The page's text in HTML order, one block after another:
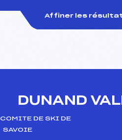
Affiner les
DUNAND
COMITE DE SKI DE
SAVOIE